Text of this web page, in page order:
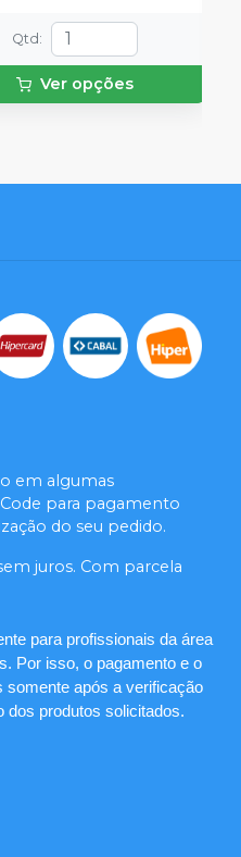
Qtd :
Ver opções
em algumas
para pagamento
do seu pedido.
juros. Com parcela
para profissionais da área
Por isso, o pagamento e o
somente após a verificação
dos produtos solicitados.